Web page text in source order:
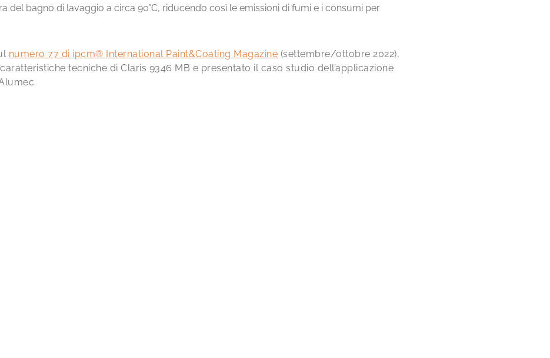
del bagno di lavaggio a circa 90°C, riducendo così le emissioni di fumi e i consumi per
numero 77 di ipcm® International Paint&Coating Magazine (settembre/ottobre 2022),
tecniche di Claris 9346 MB e presentato il caso studio dell’applicazione